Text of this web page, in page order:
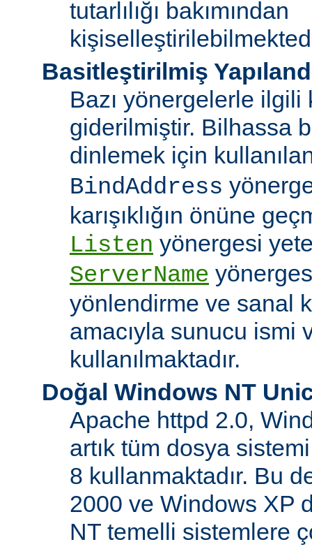
tutarlılığı bakımından
Basitleştirilmiş
Bazı yönergelerle ilgili
giderilmiştir. Bilhassa
dinlemek için
BindAddress
karışıklığın önüne
Listen yönergesi
ServerName
yönlendirme ve sanal
amacıyla sunucu ismi
kullanılmaktadır.
Doğal Windows NT
Apache httpd 2.0,
artık tüm dosya
8 kullanmaktadır. Bu
2000 ve Windows XP
NT temelli sistemlere